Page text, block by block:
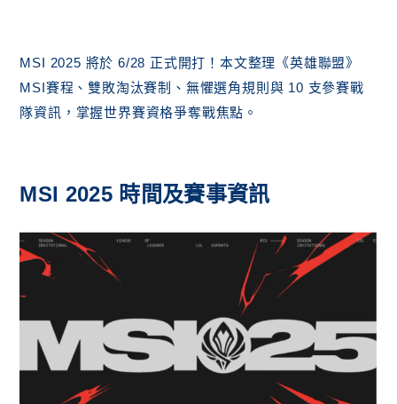
MSI 2025 將於 6/28 正式開打！本文整理《英雄聯盟》
MSI賽程、雙敗淘汰賽制、無懼選角規則與 10 支參賽戰
隊資訊，掌握世界賽資格爭奪戰焦點。
MSI 2025 時間及賽事資訊